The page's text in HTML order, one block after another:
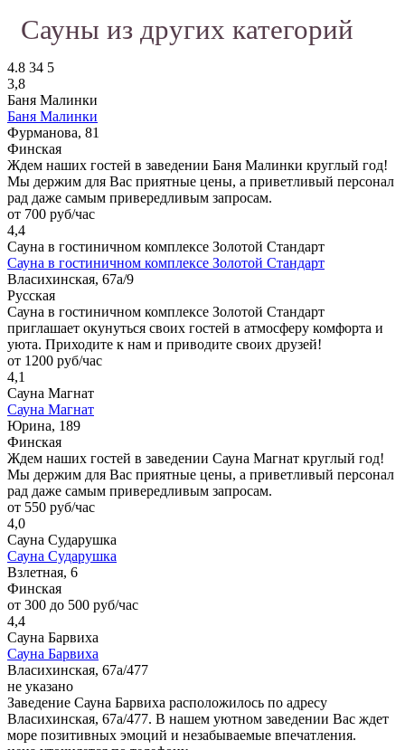
Сауны из других категорий
4.8 34 5
3,8
Баня Малинки
Баня Малинки
Фурманова, 81
Финская
Ждем наших гостей в заведении Баня Малинки круглый год!
Мы держим для Вас приятные цены, а приветливый персонал
рад даже самым привередливым запросам.
от 700 руб/час
4,4
Сауна в гостиничном комплексе Золотой Стандарт
Сауна в гостиничном комплексе Золотой Стандарт
Власихинская, 67а/9
Русская
Сауна в гостиничном комплексе Золотой Стандарт
приглашает окунуться своих гостей в атмосферу комфорта и
уюта. Приходите к нам и приводите своих друзей!
от 1200 руб/час
4,1
Сауна Магнат
Сауна Магнат
Юрина, 189
Финская
Ждем наших гостей в заведении Сауна Магнат круглый год!
Мы держим для Вас приятные цены, а приветливый персонал
рад даже самым привередливым запросам.
от 550 руб/час
4,0
Сауна Сударушка
Сауна Сударушка
Взлетная, 6
Финская
от 300 до 500 руб/час
4,4
Сауна Барвиха
Сауна Барвиха
Власихинская, 67а/477
не указано
Заведение Сауна Барвиха расположилось по адресу
Власихинская, 67а/477. В нашем уютном заведении Вас ждет
море позитивных эмоций и незабываемые впечатления.